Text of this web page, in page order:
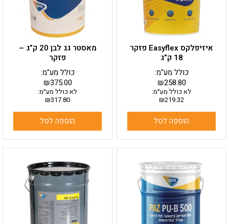
איזיפלקס Easyflex פזקר
18 ק”ג
₪258.80
כולל מע"מ:
לא כולל מע״מ:
₪219.32
הוספה לסל
מאסטר גג לבן 20 ק”ג –
פזקר
₪375.00
כולל מע"מ:
לא כולל מע״מ:
₪317.80
הוספה לסל